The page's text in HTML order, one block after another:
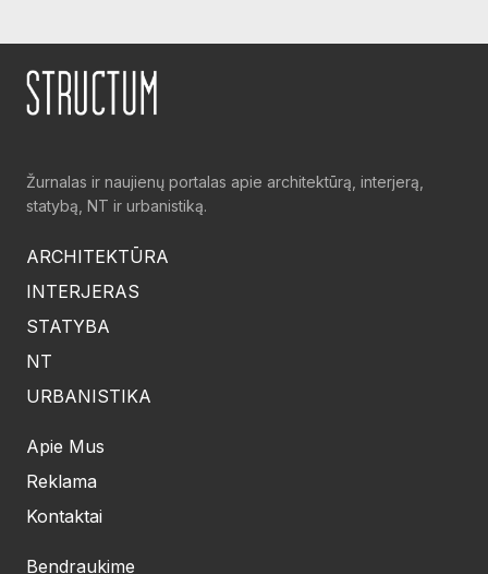
Žurnalas ir naujienų portalas apie architektūrą, interjerą,
statybą, NT ir urbanistiką.
ARCHITEKTŪRA
INTERJERAS
STATYBA
NT
URBANISTIKA
Apie Mus
Reklama
Kontaktai
Bendraukime